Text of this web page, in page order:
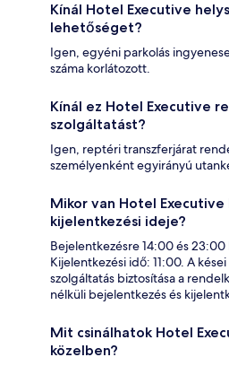
Kínál Hotel Executive
lehetőséget?
Igen, egyéni parkolás
száma korlátozott.
Kínál ez Hotel Executive
szolgáltatást?
Igen, reptéri transzferjárat
személyenként egyirányú
Mikor van Hotel
kijelentkezési ideje?
Bejelentkezésre 14:00 és
Kijelentkezési idő: 11:00. A
szolgáltatás biztosítása a
nélküli bejelentkezés és
Mit csinálhatok Hotel
közelben?